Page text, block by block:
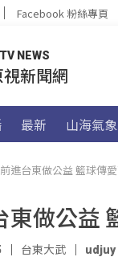
Facebook 粉絲專頁
NEWS
新聞網
最新 山海氣象
進台東做公益 籃球傳
東做公益
台東大武 udjuy